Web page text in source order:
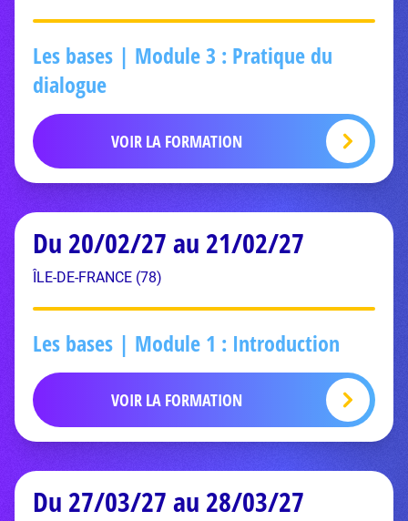
Les bases | Module 3 : Pratique du
dialogue
VOIR LA FORMATION
Du 20/02/27 au 21/02/27
ÎLE-DE-FRANCE (78)
Les bases | Module 1 : Introduction
VOIR LA FORMATION
Du 27/03/27 au 28/03/27